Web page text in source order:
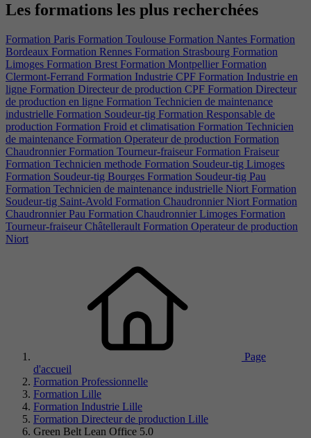
Les formations les plus recherchées
Formation Paris Formation Toulouse Formation Nantes Formation
Bordeaux Formation Rennes Formation Strasbourg Formation
Limoges Formation Brest Formation Montpellier Formation
Clermont-Ferrand Formation Industrie CPF Formation Industrie en
ligne Formation Directeur de production CPF Formation Directeur
de production en ligne Formation Technicien de maintenance
industrielle Formation Soudeur-tig Formation Responsable de
production Formation Froid et climatisation Formation Technicien
de maintenance Formation Operateur de production Formation
Chaudronnier Formation Tourneur-fraiseur Formation Fraiseur
Formation Technicien methode Formation Soudeur-tig Limoges
Formation Soudeur-tig Bourges Formation Soudeur-tig Pau
Formation Technicien de maintenance industrielle Niort Formation
Soudeur-tig Saint-Avold Formation Chaudronnier Niort Formation
Chaudronnier Pau Formation Chaudronnier Limoges Formation
Tourneur-fraiseur Châtellerault Formation Operateur de production
Niort
Page
d'accueil
Formation Professionnelle
Formation Lille
Formation Industrie Lille
Formation Directeur de production Lille
Green Belt Lean Office 5.0